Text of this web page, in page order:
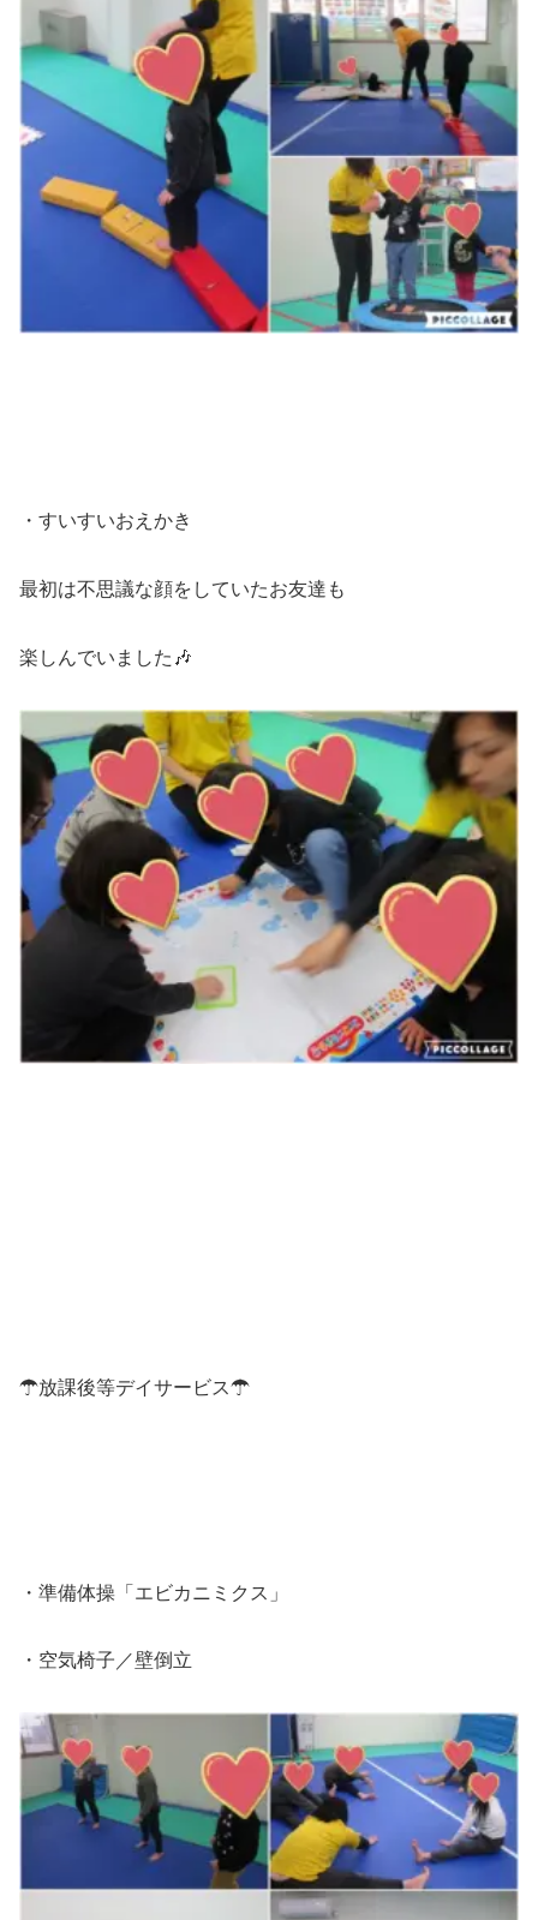
・すいすいおえかき
最初は不思議な顔をしていたお友達も
楽しんでいました🎶
☂放課後等デイサービス☂
・準備体操「エビカニミクス」
・空気椅子／壁倒立